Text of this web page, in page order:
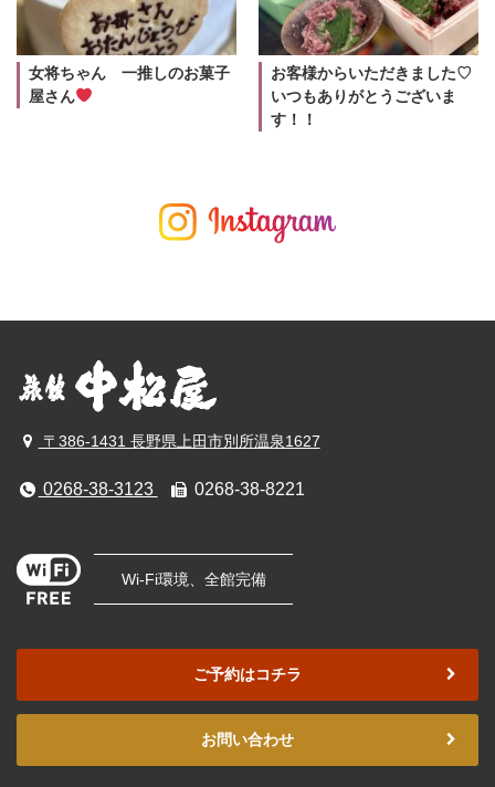
女将ちゃん 一推しのお菓子
屋さん
お客様からいただきました♡
いつもありがとうございま
す！！
〒386-1431 長野県上田市別所温泉1627
0268-38-3123 0268-38-8221
Wi-Fi環境、全館完備
ご予約はコチラ
お問い合わせ